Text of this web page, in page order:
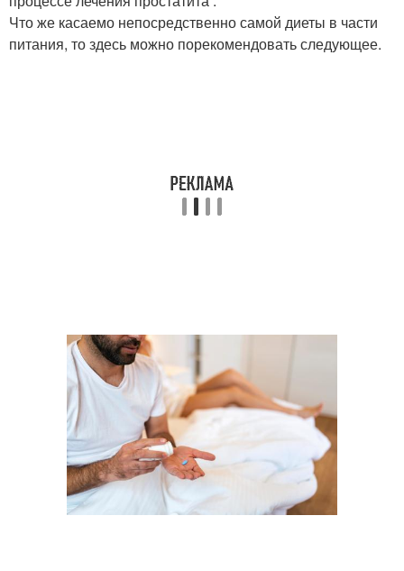
Что же касаемо непосредственно самой диеты в части
питания, то здесь можно порекомендовать следующее.